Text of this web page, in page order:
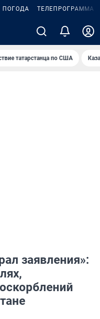
ПОГОДА ТЕЛЕПРОГРАММА
татарстанца по США
заявления»: